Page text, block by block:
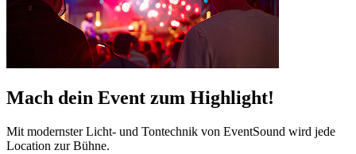
Mach dein Event zum Highlight!
Mit modernster Licht- und Tontechnik von EventSound wird jede
Location zur Bühne.